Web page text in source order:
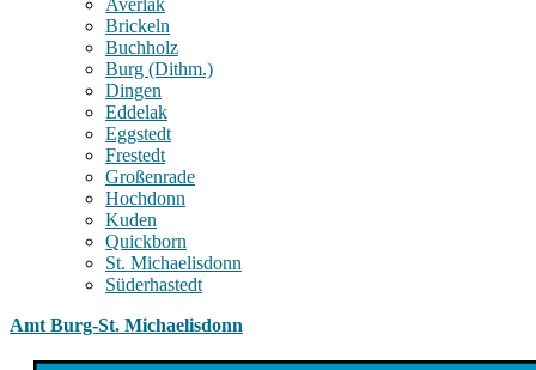
Averlak
Brickeln
Buchholz
Burg (Dithm.)
Dingen
Eddelak
Eggstedt
Frestedt
Großenrade
Hochdonn
Kuden
Quickborn
St. Michaelisdonn
Süderhastedt
Amt Burg-St. Michaelisdonn